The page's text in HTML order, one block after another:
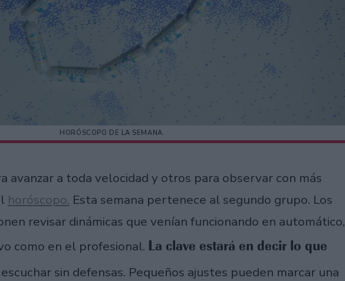
HORÓSCOPO DE LA SEMANA.
avanzar a toda velocidad y otros para observar con más
horóscopo. Esta semana pertenece al segundo grupo. Los
revisar dinámicas que venían funcionando en automático,
como en el profesional. La clave estará en decir lo que
sin defensas. Pequeños ajustes pueden marcar una